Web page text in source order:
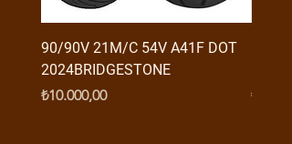
90/90V 21M/C 54V A41F DOT
2024BRIDGESTONE
Fiyat
₺10.000,00
Fiyat
₺950,00